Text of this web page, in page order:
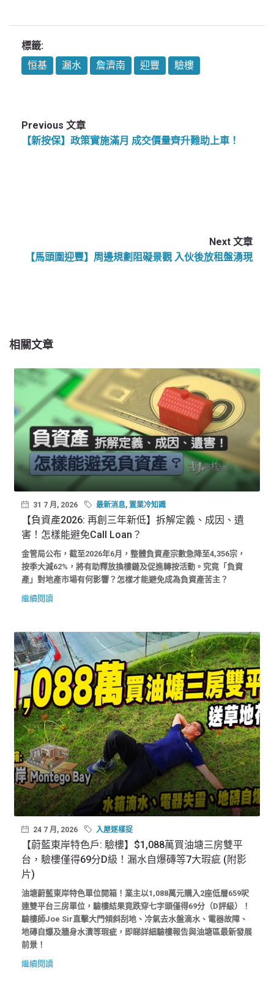
標籤:
恒基
漏水 詹濟南 迎豐 驗樓
Previous 文章
【新按保】政策實施滿月 成交價量齊升難助上車！
Next 文章
【馬頭圍迎豐】周邊規劃阻礙景觀 入伙後放租盤湧現
相關文章
31 7 月, 2026 最新消息, 置業冷知識
【負資產2026: 再創三年新低】拆解定義、成因、遺
害！怎樣能避免Call Loan？
金管局公布，截至2026年6月，整體負資產宗數急降至4,356宗，
按季大減62%，將有助釋放換樓鏈及促進轉按活動。究竟「負資
產」對地產市場有何影響？怎樣才能避免成為負資產苦主？
繼續閱讀
24 7 月, 2026 入屋逐樣捉
【蔚藍東岸特色戶: 驗樓】$1,088萬買油塘三房雙平
台，驗樓僅得69分D級！漏水自爆磚等7大瑕疵 (附影
片)
油塘蔚藍東岸特色單位開箱！業主以1,088萬元購入2座低層659呎
連雙平台三房單位，驗樓結果竟跌穿七字頭僅得69分（D評級）！
驗樓師Joe Sir直擊大門傾斜刮地、冷氣去水盤滴水、電器故障、
地磚自爆及牆身水漬等瑕疵，即睇詳細驗樓報告與油塘區最新發展
前景！
繼續閱讀